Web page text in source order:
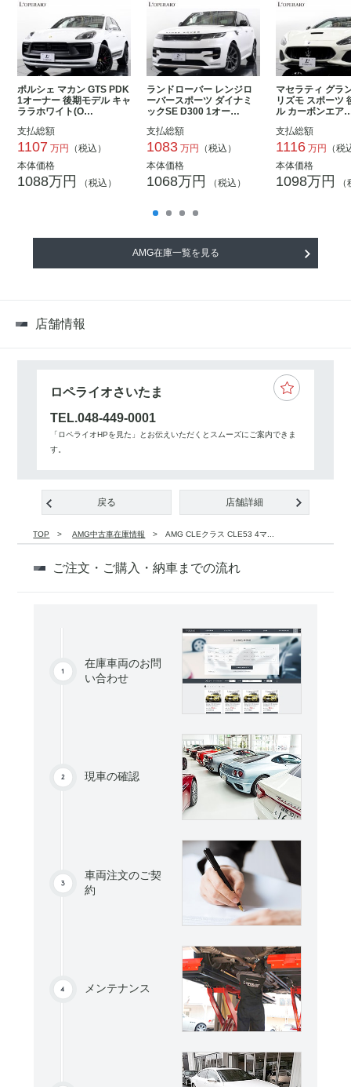
ポルシェ マカン GTS PDK
1オーナー 後期モデル キャ
ララホワイト(O…
支払総額
1107 万円
（税込）
本体価格
1088万円 （税込）
ランドローバー レンジロ
ーバースポーツ ダイナミ
ックSE D300 1オー…
支払総額
1083 万円
（税込）
本体価格
1068万円 （税込）
マセラティ グラ
リズモ スポーツ
ル カーボンエア
支払総額
1116 万円
（税
本体価格
1098万円
AMG在庫一覧を見る
店舗情報
ロペライオさいたま
TEL.048-449-0001
「ロペライオHPを見た」とお伝えいただくとスムーズにご案内できま
す。
戻る 店舗詳細
TOP AMG中古車在庫情報 AMG CLEクラス CLE53 4マ...
ご注文・ご購入・納車までの流れ
在庫車両のお問
い合わせ
現車の確認
車両注文のご契
約
メンテナンス